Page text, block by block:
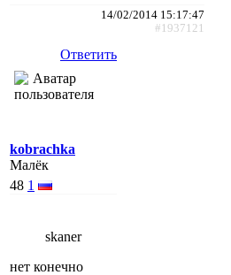
14/02/2014 15:17:47
#1937121
Ответить
kobrachka
Малёк
48 1
skaner
нет конечно